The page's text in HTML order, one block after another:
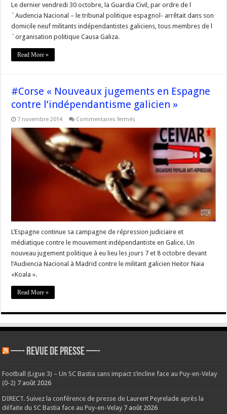
Le dernier vendredi 30 octobre, la Guardia Civil, par ordre de l
´Audencia Nacional – le tribunal politique espagnol- arrêtait dans son
domicile neuf militants indépendantistes galiciens, tous membres de l
´organisation politique Causa Galiza.
Read More »
#Corse « Nouveaux jugements en Espagne
contre l’indépendantisme galicien »
7 novembre 2014 Commentaires fermés
« Nouveaux
jugements
Espagne
l’indépendantisme
galicien »
L’Espagne continue sa campagne de répression judiciaire et
médiatique contre le mouvement indépendantiste en Galice. Un
nouveau jugement politique à eu lieu les jours 7 et 8 octobre devant
l’Audiencia Nacional à Madrid contre le militant galicien Heitor Naia
«Koala ».
Read More »
—- REVUE DE PRESSE —-
Football (Ligue 3) – Un SC Bastia sans impact s’incline face au Puy-en-Velay
(0-2) 7 août 2026
DIRECT. Suivez la conférence de presse de Laurent Peyrelade après la
défaite du SC Bastia face au Puy-en-Velay 7 août 2026